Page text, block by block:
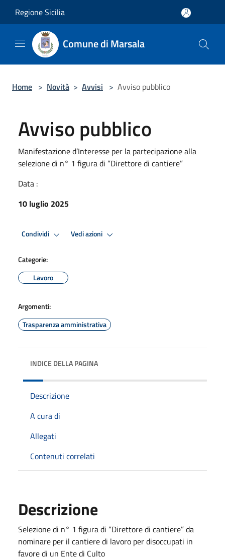
Regione Sicilia
Comune di Marsala
Home > Novità > Avvisi > Avviso pubblico
Avviso pubblico
Manifestazione d’Interesse per la partecipazione alla
selezione di n° 1 figura di “Direttore di cantiere”
Data :
10 luglio 2025
Condividi Vedi azioni
Categorie:
Lavoro
Argomenti:
Trasparenza amministrativa
INDICE DELLA PAGINA
Descrizione
A cura di
Allegati
Contenuti correlati
Descrizione
Selezione di n° 1 figura di “Direttore di cantiere” da
nominare per il cantiere di lavoro per disoccupati in
favore di un Ente di Culto